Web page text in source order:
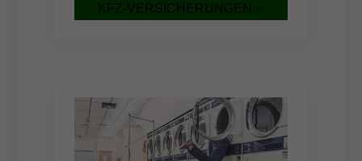
KFZ-VERSICHERUNGEN ⭐